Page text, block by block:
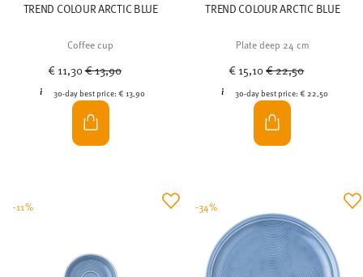
TREND COLOUR ARCTIC BLUE
Coffee cup
€ 11,30Price reduced from
€ 13,90
30-day best price:€ 13,90
TREND COLOUR ARCTIC BLUE
Plate deep 24 cm
€ 15,10Price reduced from
€ 22,50
30-day best price: € 22,50
-11% -34%